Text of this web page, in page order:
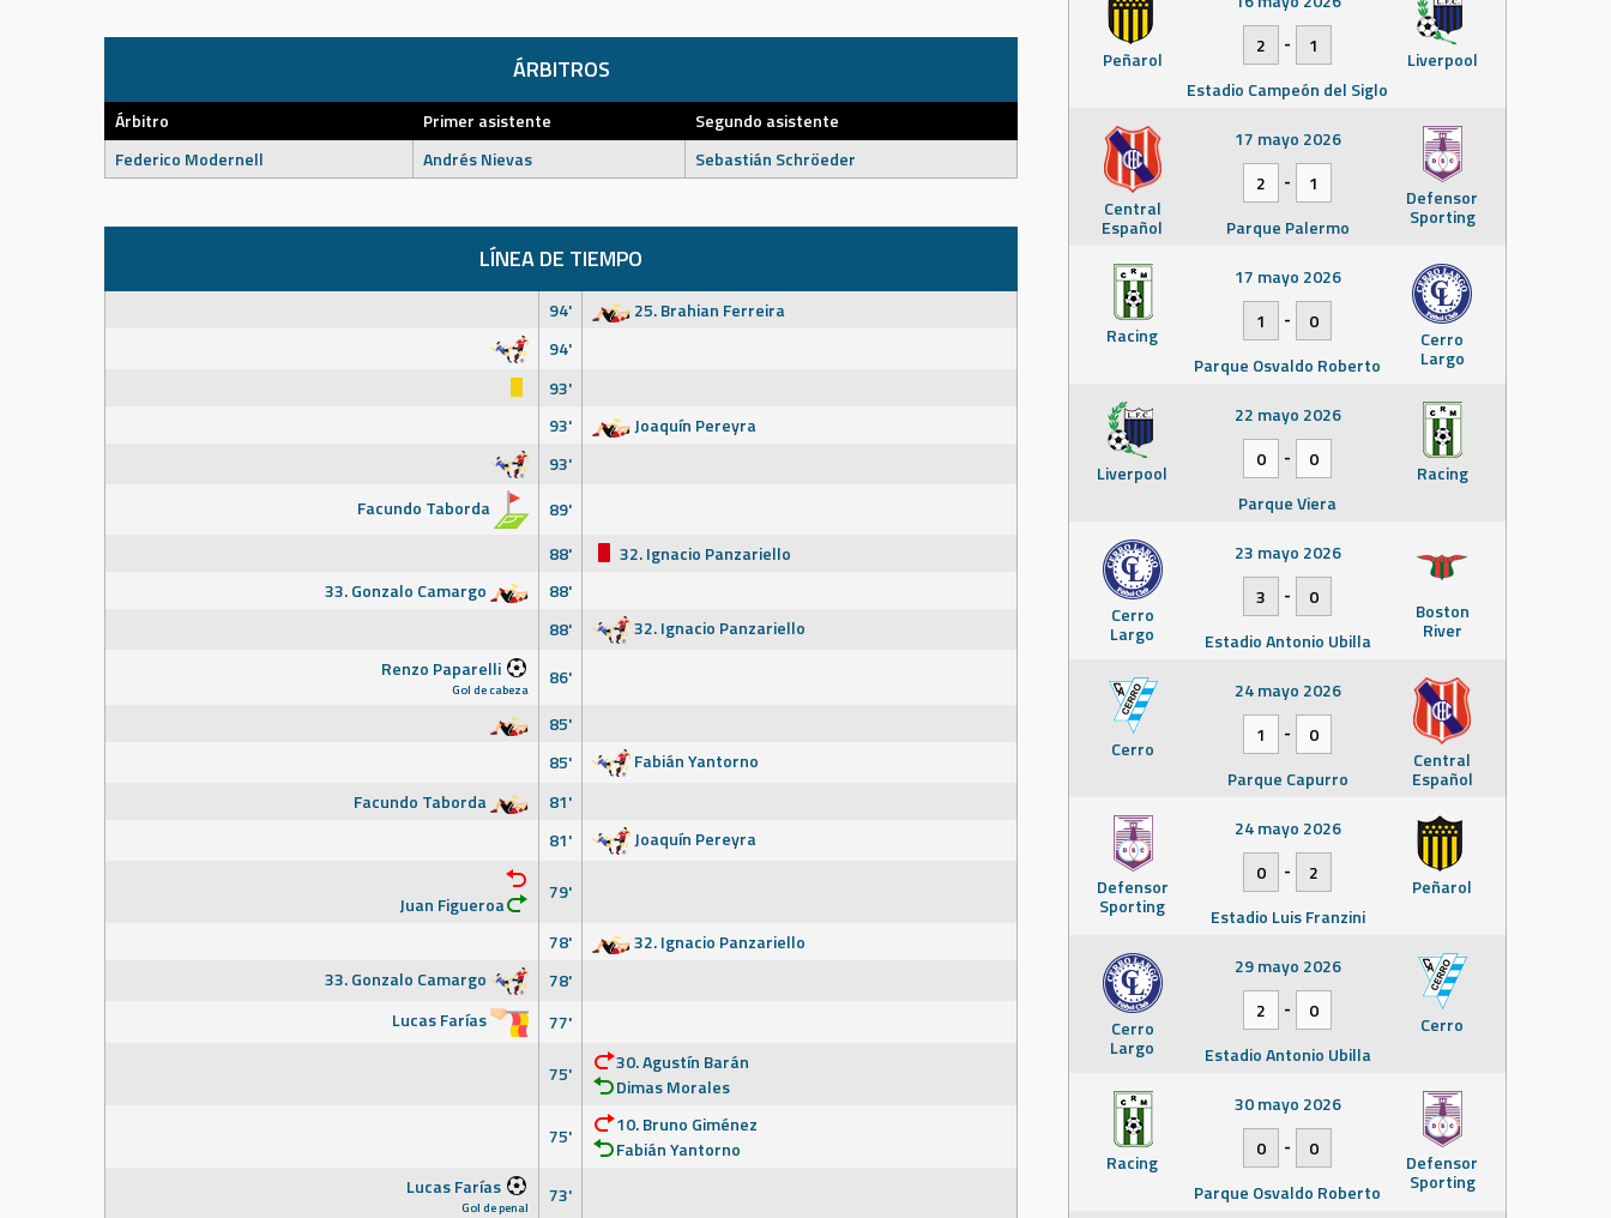
ÁRBITROS
Árbitro Primer asistente
Segundo asistente
Federico Modernell
Andrés Nievas Sebastián Schröeder
LÍNEA DE TIEMPO
94'
25. Brahian Ferreira
94'
93'
93'
Joaquín Pereyra
93'
Facundo Taborda
89'
88'
32. Ignacio Panzariello
33. Gonzalo Camargo
88'
88'
32. Ignacio Panzariello
Renzo Paparelli
Gol de cabeza
86'
85'
85'
Fabián Yantorno
Facundo Taborda
81'
81'
Joaquín Pereyra
Juan Figueroa
79'
78'
32. Ignacio Panzariello
33. Gonzalo Camargo
78'
Lucas Farías
77'
75'
30. Agustín Barán
Dimas Morales
75'
10. Bruno Giménez
Fabián Yantorno
Lucas Farías
Gol de penal 73'
Peñarol Liverpool
2
-
1
Estadio Campeón del Siglo
Central
Español
Defensor
Sporting
17 mayo 2026
2
-
1
Parque Palermo
Racing Cerro
Largo
17 mayo 2026
1
-
0
Parque Osvaldo Roberto
Liverpool Racing
22 mayo 2026
0
-
0
Parque Viera
Cerro
Largo
Boston
River
23 mayo 2026
3
-
0
Estadio Antonio Ubilla
Cerro Central
Español
24 mayo 2026
1
-
0
Parque Capurro
Defensor
Sporting
Peñarol
24 mayo 2026
0
-
2
Estadio Luis Franzini
Cerro
Largo
Cerro
29 mayo 2026
2
-
0
Estadio Antonio Ubilla
Racing Defensor
Sporting
30 mayo 2026
0
-
0
Parque Osvaldo Roberto